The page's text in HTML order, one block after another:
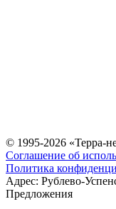
© 1995-2026 «Терра-
Соглашение об
Политика
Адрес: Рублево-
Предложения